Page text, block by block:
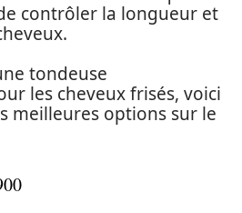
contrôler la longueur et
tondeuse
les cheveux frisés, voici
meilleures options sur le